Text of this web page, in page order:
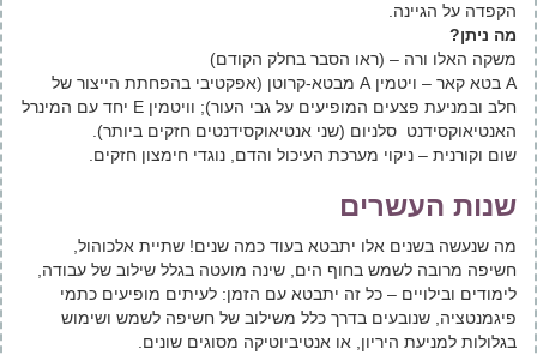
הקפדה על הגיינה.
מה ניתן?
משקה האלו ורה – (ראו הסבר בחלק הקודם)
A בטא קאר – ויטמין ‬A מבטא-קרוטן (אפקטיבי בהפחתת הייצור של
חלב ובמניעת פצעים המופיעים על גבי העור); וויטמין E יחד‬ עם‬ המינרל
‬האנטיאוקסידנט‬ ‬ סלניום (שני אנטיאוקסידנטים חזקים ביותר).
שום וקורנית – ניקוי מערכת העיכול והדם, נוגדי חימצון חזקים.
שנות העשרים
מה שנעשה בשנים אלו יתבטא בעוד כמה שנים! שתיית אלכוהול,
חשיפה מרובה לשמש בחוף הים, שינה מועטה בגלל שילוב של עבודה,
לימודים ובילויים – כל זה יתבטא עם הזמן: לעיתים מופיעים כתמי
פיגמנטציה, שנובעים בדרך כלל משילוב של חשיפה לשמש ושימוש
בגלולות למניעת היריון, או אנטיביוטיקה מסוגים שונים.